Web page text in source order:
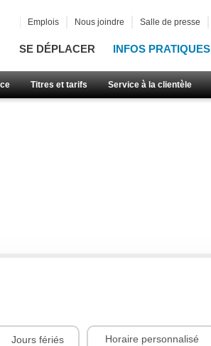
SE DÉPLACER INFOS PRATIQUES
Titres et tarifs Service à la clientèle
Emplois Nous joindre Salle de presse
Jours fériés Horaire personnalisé